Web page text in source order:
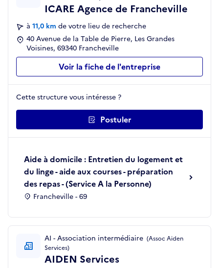
ICARE Agence de Francheville
à 11,0 km de votre lieu de recherche
40 Avenue de la Table de Pierre, Les Grandes
Voisines, 69340 Francheville
Voir la fiche de l'entreprise
Cette structure vous intéresse ?
Postuler
Aide à domicile : Entretien du logement et
du linge - aide aux courses - préparation
des repas - (Service A la Personne)
Francheville - 69
AI - Association intermédiaire (Assoc Aiden
Services)
AIDEN Services